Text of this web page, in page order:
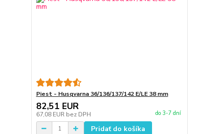
Piest - Husqvarna 36/136/137/142 E/LE 38 mm
82,51 EUR
67,08 EUR bez DPH do 3-7 dní
Pridať do košíka